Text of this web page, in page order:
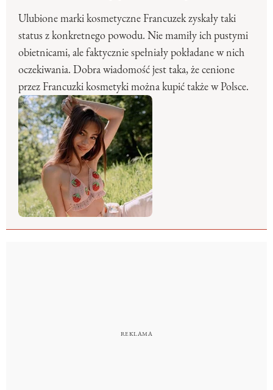
Ulubione marki kosmetyczne Francuzek zyskały taki
status z konkretnego powodu. Nie mamiły ich pustymi
obietnicami, ale faktycznie spełniały pokładane w nich
oczekiwania. Dobra wiadomość jest taka, że cenione
przez Francuzki kosmetyki można kupić także w Polsce.